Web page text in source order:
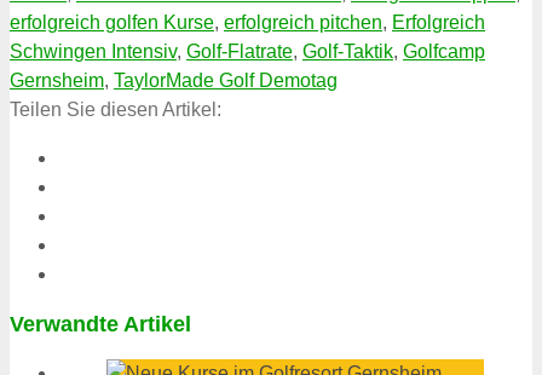
erfolgreich golfen Kurse, erfolgreich pitchen, Erfolgreich
Schwingen Intensiv, Golf-Flatrate, Golf-Taktik, Golfcamp
Gernsheim, TaylorMade Golf Demotag
Teilen Sie diesen Artikel:
Verwandte Artikel